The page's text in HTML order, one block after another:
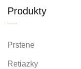
Produkty
Prstene
Retiazky